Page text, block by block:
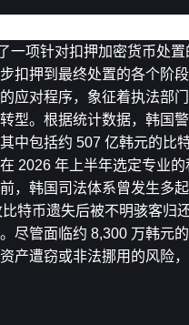
一项针对扣押加密货币处
扣押到最终处置的各个阶
应对程序，象征着执法部
型。根据统计数据，韩国
中包括约 507 亿韩元的比
2026 年上半年选定专业
，韩国司法体系曾发生多
特币遗失后被不明骇客归
尽管面临约 8,300 万韩元
产遭窃或非法挪用的风险